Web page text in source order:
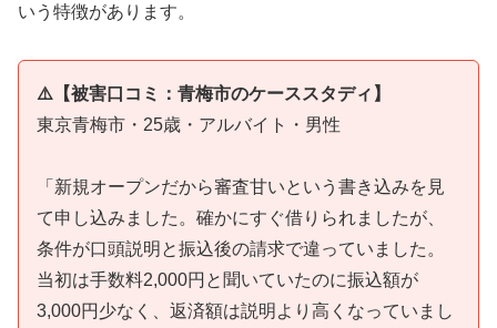
いう特徴があります。
⚠️【被害口コミ：青梅市のケーススタディ】
東京青梅市・25歳・アルバイト・男性
「新規オープンだから審査甘いという書き込みを見
て申し込みました。確かにすぐ借りられましたが、
条件が口頭説明と振込後の請求で違っていました。
当初は手数料2,000円と聞いていたのに振込額が
3,000円少なく、返済額は説明より高くなっていまし